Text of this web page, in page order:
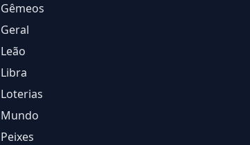
Gêmeos
Geral
Leão
Libra
Loterias
Mundo
Peixes